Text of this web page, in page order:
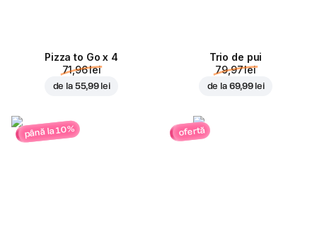
Pizza to Go x 4
71,96 lei
de la 55,99 lei
Trio de pui
79,97 lei
de la 69,99 lei
până la 10% ofertă